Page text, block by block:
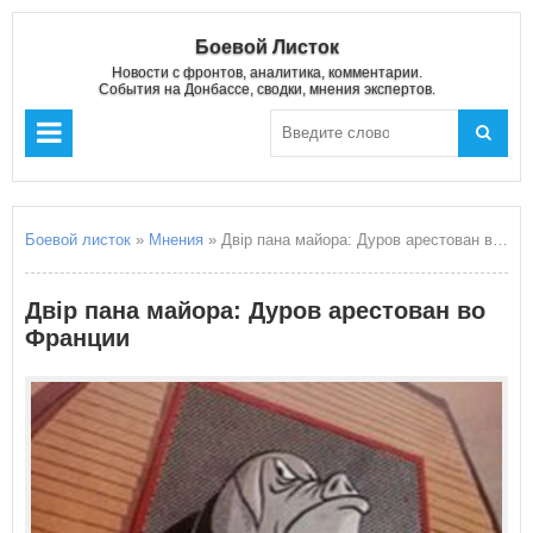
Боевой Листок
Новости с фронтов, аналитика, комментарии.
События на Донбассе, сводки, мнения экспертов.
Боевой листок » Мнения » Двір пана майора: Дуров арестован во Франции
Двір пана майора: Дуров арестован во
Франции